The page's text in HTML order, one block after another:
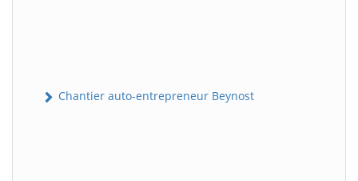
Chantier auto-entrepreneur Beynost